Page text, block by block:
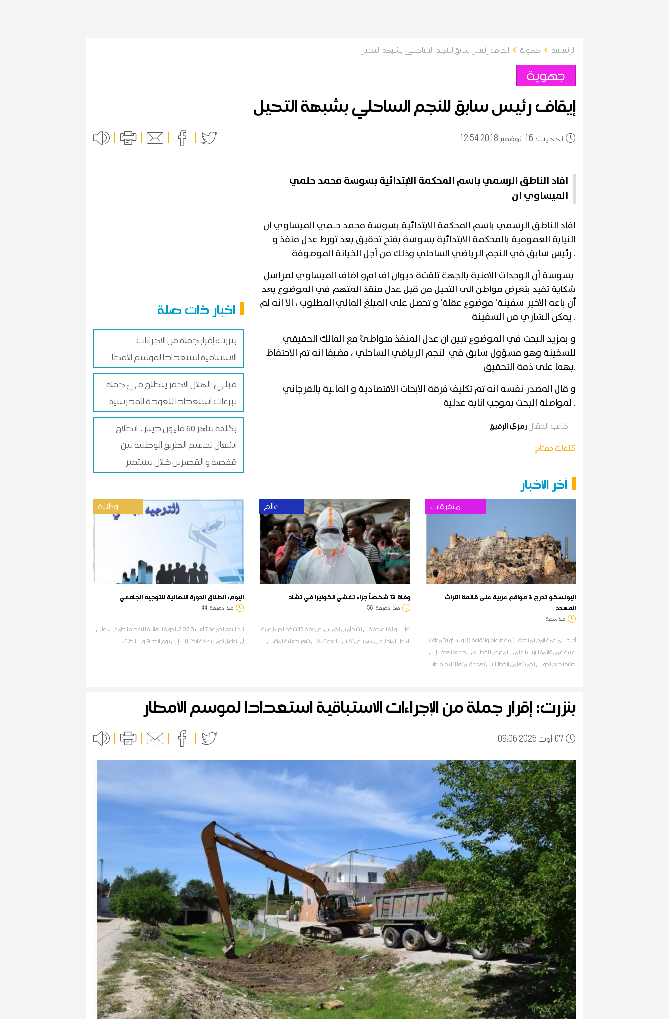
الرئيسية جهوية إيقاف رئيس سابق للنجم الساحلي بشبهة التحيل
جهوية
إيقاف رئيس سابق للنجم الساحلي بشبهة التحيل
:تحديث 16 12:54 2018 نوفمبر
اخبار ذات صلة
بنزرت: إقرار جملة من الإجراءات
الاستباقية استعدادا لموسم الأمطار
قبلي: الهلال الأحمر ينطلق في حملة
تبرعات استعدادا للعودة المدرسية
بكلفة تناهز 60 مليون دينار .. انطلاق
أشغال تدعيم الطريق الوطنية بين
قفصة و القصرين خلال سبتمبر
افاد الناطق الرسمي باسم المحكمة الابتدائية بسوسة محمد حلمي
الميساوي ان
افاد الناطق الرسمي باسم المحكمة الابتدائية بسوسة محمد حلمي الميساوي ان
النيابة العمومية بالمحكمة الابتدائية بسوسة بفتح تحقيق بعد تورط عدل منفذ و
رئيس سابق في النجم الرياضي الساحلي وذلك من أجل الخيانة الموصوفة .
و اضاف الميساوي لمراسلة ديوان اف امبسوسة أن الوحدات الامنية بالجهة تلقت
شكاية تفيد بتعرض مواطن الى التحيل من قبل عدل منقذ المتهم في الموضوع بعد
أن باعه الاخير سفينة' موضوع عقلة' و تحصل على المبلغ المالي المطلوب ، الا انه لم
يمكن الشاري من السفينة .
و بمزيد البحث في الموضوع تبين ان عدل المنفذ متواطئ مع المالك الحقيقي
للسفينة وهو مسؤول سابق في النجم الرياضي الساحلي ، مضيفا انه تم الاحتفاظ
بهما على ذمة التحقيق.
و قال المصدر نفسه انه تم تكليف فرقة الابحاث الاقتصادية و المالية بالقرجاني
لمواصلة البحث بموجب انابة عدلية .
كاتب المقالرمزي الرقيق
كلمات مفتاح
آخر الأخبار
وطنية
اليوم: انطلاق الدورة النهائية للتوجيه الجامعي
منذ دقيقة 44
تبدأ اليوم الجمعة 7 أوت 2026، الدورة النهائية للتوجيه الجامعي، على
أن يتواصل تعمير بطاقة الاختيارات إلى يوم الأحد 9 أوت الجاري
عالم
وفاة 13 شخصاً جراء تفشي الكوليرا في تشاد
منذ دقيقة 56
أعلنت وزارة الصحة في تشاد أمس الخميس، عن وفاة 13 شخصا جراء الإصابة
بالكوليرا منذ الإعلان رسميا عن تفشي العدوى في شهر جويلية الماضي
متفرقات
اليونسكو تدرج 3 مواقع عربية على قائمة التراث
المهدد
منذ ساعة
أدرجت منظمة الأمم المتحدة للتربية والعلم والثقافة (اليونسكو) 3 مواقع
عربية ضمن قائمة التراث العالمي المعرض للخطر، في خطوة تهدف إلى
حشد الدعم الدولي لحمايتها من الأخطار التي تهدد قيمتها التاريخية، ولا
بنزرت: إقرار جملة من الإجراءات الاستباقية استعدادا لموسم الأمطار
0709:06 2026 أوت